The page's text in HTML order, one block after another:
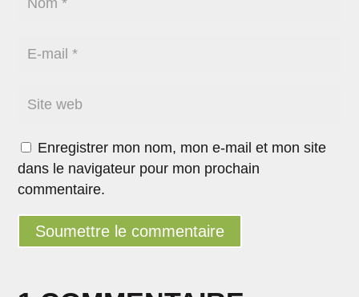
Enregistrer mon nom, mon e-mail et mon site
dans le navigateur pour mon prochain
commentaire.
Soumettre le commentaire